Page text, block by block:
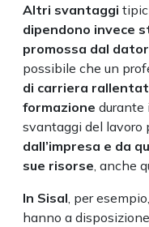
Altri svantaggi
dipendono invece
promossa dal
possibile che un
di carriera
formazione durante
svantaggi del lavoro
dall’impresa e da
sue risorse , anche
In Sisal , per
hanno a